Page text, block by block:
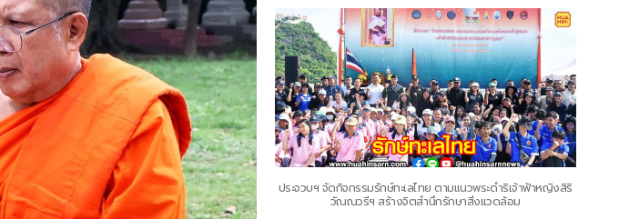
ประจวบฯ จัดกิจกรรมรักษ์ทะเลไทย ตามแนวพระดำริเจ้าฟ้าหญิงสิริ
วัณณวรีฯ สร้างจิตสำนึกรักษาสิ่งแวดล้อม